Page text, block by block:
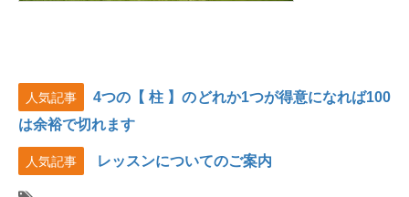
人気記事
4つの【 柱 】のどれか1つが得意になれば100
は余裕で切れます
人気記事 レッスンについてのご案内